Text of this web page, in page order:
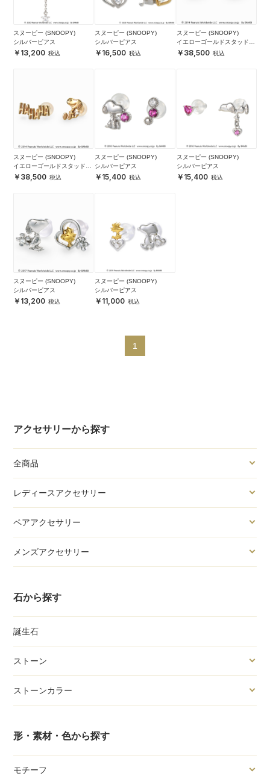
アクセサリーから探す
全商品
レディースアクセサリー
ペアアクセサリー
メンズアクセサリー
石から探す
誕生石
ストーン
ストーンカラー
形・素材・色から探す
モチーフ
スヌーピー (SNOOPY)
シルバーピアス
13,200
スヌーピー (SNOOPY)
シルバーピアス
16,500
スヌーピー (SNOOPY)
イエローゴールドスタッドピ
アス38,500
スヌーピー (SNOOPY)
イエローゴールドスタッドピ
アス38,500
スヌーピー (SNOOPY)
シルバーピアス
15,400
スヌーピー (SNOOPY)
シルバーピアス
15,400
スヌーピー (SNOOPY)
シルバーピアス
13,200
スヌーピー (SNOOPY)
シルバーピアス
11,000
1